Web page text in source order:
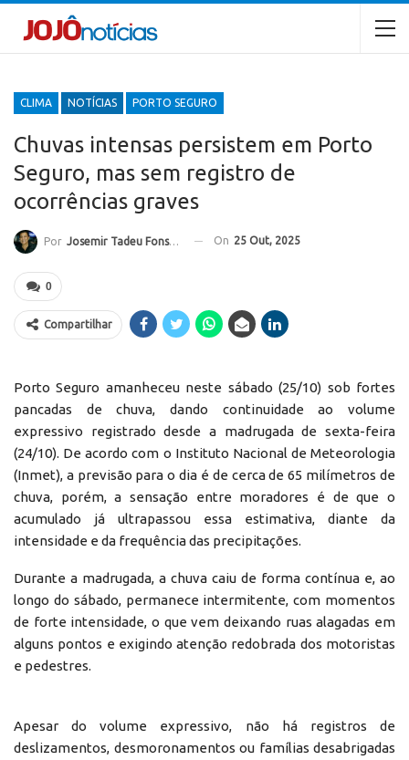
CLIMA NOTÍCIAS PORTO SEGURO
Chuvas intensas persistem em Porto
Seguro, mas sem registro de
ocorrências graves
Por Josemir Tadeu Fonseca On 25 Out, 2025
0
Compartilhar
Porto Seguro amanheceu neste sábado (25/10) sob fortes
pancadas de chuva, dando continuidade ao volume
expressivo registrado desde a madrugada de sexta-feira
(24/10). De acordo com o Instituto Nacional de Meteorologia
(Inmet), a previsão para o dia é de cerca de 65 milímetros de
chuva, porém, a sensação entre moradores é de que o
acumulado já ultrapassou essa estimativa, diante da
intensidade e da frequência das precipitações.
Durante a madrugada, a chuva caiu de forma contínua e, ao
longo do sábado, permanece intermitente, com momentos
de forte intensidade, o que vem deixando ruas alagadas em
alguns pontos e exigindo atenção redobrada dos motoristas
e pedestres.
Apesar do volume expressivo, não há registros de
deslizamentos, desmoronamentos ou famílias desabrigadas